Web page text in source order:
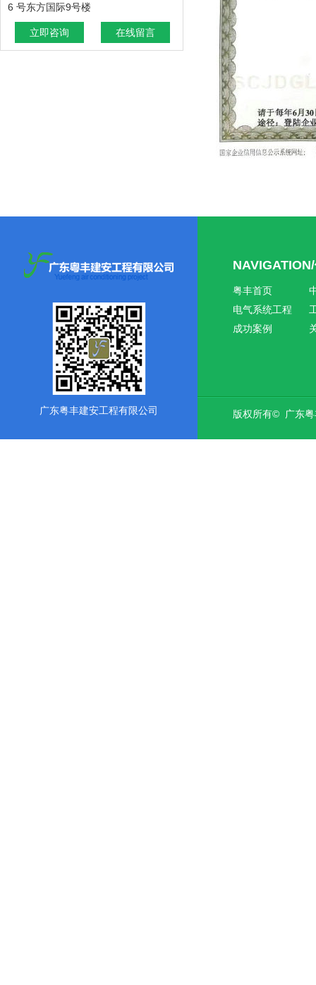
6 号东方国际9号楼
立即咨询 在线留言
广东粤丰建安工程有限公司
粤丰首页
电气系统工程
成功案例
版权所有© 广东